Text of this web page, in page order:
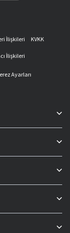
İlişkileri
KVKK
İlişkileri
Ayarları